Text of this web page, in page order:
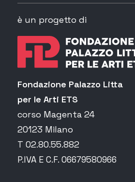
è un progetto di
Fondazione Palazzo Litta
per le Arti ETS
corso Magenta 24
20123 Milano
T 02.80.55.882
P.IVA E C.F. 06679580966